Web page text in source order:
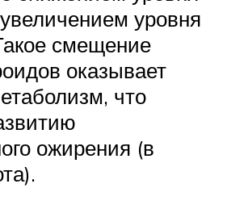
уровня
смещение
оказывает
что
ожирения (в